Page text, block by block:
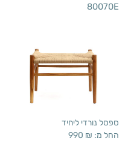
80070E
ספסל נורדי ליחיד
החל מ: 990 ₪